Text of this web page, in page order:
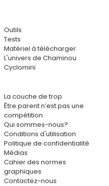
Outils
Tests
Matériel à télécharger
L'univers de Chaminou
Cyclomini
La couche de trop
Être parent n’est pas une
compétition
Qui sommes-nous?
Conditions d'utilisation
Politique de confidentialité
Médias
Cahier des normes
graphiques
Contactez-nous